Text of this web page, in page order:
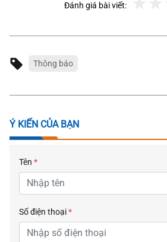
Đánh giá bài viết:
Thông báo
Ý KIẾN CỦA BẠN
Tên *
Số điện thoại*